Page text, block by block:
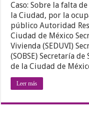
Caso: Sobre la falta
la Ciudad, por la
público Autoridad
Ciudad de México
Vivienda (SEDUVI)
(SOBSE) Secretaría
de la Ciudad de
Leer más